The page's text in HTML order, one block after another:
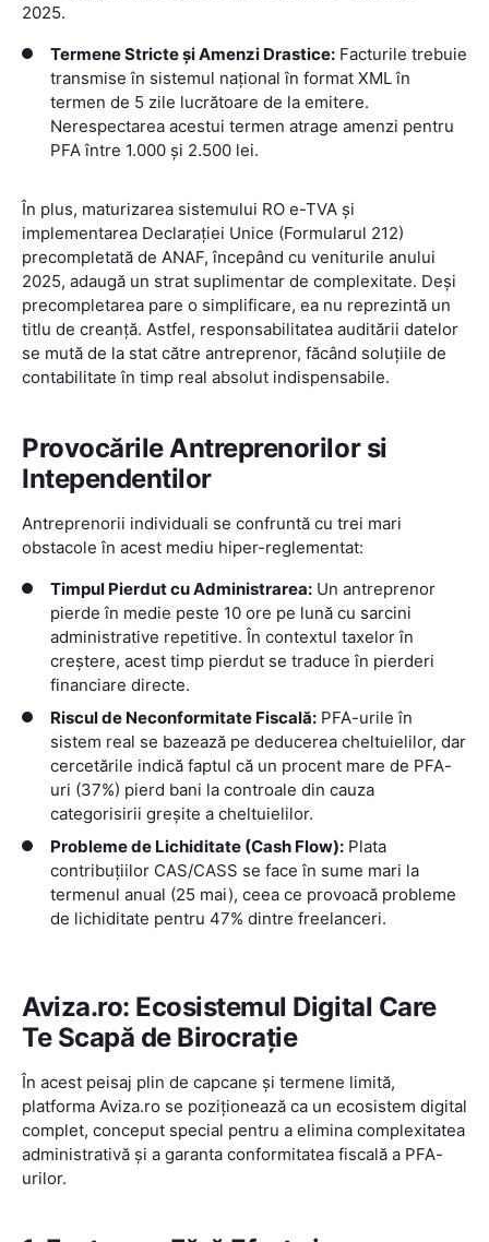
2025.
Termene Stricte și Amenzi Drastice: Facturile trebuie
transmise în sistemul național în format XML în
termen de 5 zile lucrătoare de la emitere.
Nerespectarea acestui termen atrage amenzi pentru
PFA între 1.000 și 2.500 lei.
În plus, maturizarea sistemului RO e-TVA și
implementarea Declarației Unice (Formularul 212)
precompletată de ANAF, începând cu veniturile anului
2025, adaugă un strat suplimentar de complexitate. Deși
precompletarea pare o simplificare, ea nu reprezintă un
titlu de creanță. Astfel, responsabilitatea auditării datelor
se mută de la stat către antreprenor, făcând soluțiile de
contabilitate în timp real absolut indispensabile.
Provocările Antreprenorilor si
Intependentilor
Antreprenorii individuali se confruntă cu trei mari
obstacole în acest mediu hiper-reglementat:
Timpul Pierdut cu Administrarea: Un antreprenor
pierde în medie peste 10 ore pe lună cu sarcini
administrative repetitive. În contextul taxelor în
creștere, acest timp pierdut se traduce în pierderi
financiare directe.
Riscul de Neconformitate Fiscală: PFA-urile în
sistem real se bazează pe deducerea cheltuielilor, dar
cercetările indică faptul că un procent mare de PFA-
uri (37%) pierd bani la controale din cauza
categorisirii greșite a cheltuielilor.
Probleme de Lichiditate (Cash Flow): Plata
contribuțiilor CAS/CASS se face în sume mari la
termenul anual (25 mai), ceea ce provoacă probleme
de lichiditate pentru 47% dintre freelanceri.
Aviza.ro: Ecosistemul Digital Care
Te Scapă de Birocrație
În acest peisaj plin de capcane și termene limită,
platforma Aviza.ro se poziționează ca un ecosistem digital
complet, conceput special pentru a elimina complexitatea
administrativă și a garanta conformitatea fiscală a PFA-
urilor.